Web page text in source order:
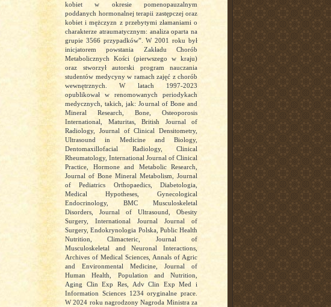
kobiet w okresie pomenopauzalnym
poddanych hormonalnej terapii zastępczej oraz
kobiet i mężczyzn z przebytymi złamaniami o
charakterze atraumatycznym: analiza oparta na
grupie 3566 przypadków”. W 2001 roku był
inicjatorem powstania Zakładu Chorób
Metabolicznych Kości (pierwszego w kraju)
oraz stworzył autorski program nauczania
studentów medycyny w ramach zajęć z chorób
wewnętrznych. W latach 1997-2023
opublikował w renomowanych periodykach
medycznych, takich, jak: Journal of Bone and
Mineral Research, Bone, Osteoporosis
International, Maturitas, British Journal of
Radiology, Journal of Clinical Densitometry,
Ultrasound in Medicine and Biology,
Dentomaxillofacial Radiology, Clinical
Rheumatology, International Journal of Clinical
Practice, Hormone and Metabolic Research,
Journal of Bone Mineral Metabolism, Journal
of Pediatrics Orthopaedics, Diabetologia,
Medical Hypotheses, Gynecological
Endocrinology, BMC Musculoskeletal
Disorders, Journal of Ultrasound, Obesity
Surgery, International Journal Journal of
Surgery, Endokrynologia Polska, Public Health
Nutrition, Climacteric, Journal of
Musculoskeletal and Neuronal Interactions,
Archives of Medical Sciences, Annals of Agric
and Environmental Medicine, Journal of
Human Health, Population and Nutrition,
Aging Clin Exp Res, Adv Clin Exp Med i
Information Sciences 1234 oryginalne prace.
W 2024 roku nagrodzony Nagroda Ministra za